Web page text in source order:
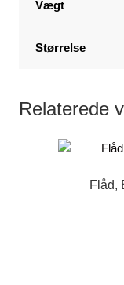
Vægt
Størrelse
Relaterede
Flåd,